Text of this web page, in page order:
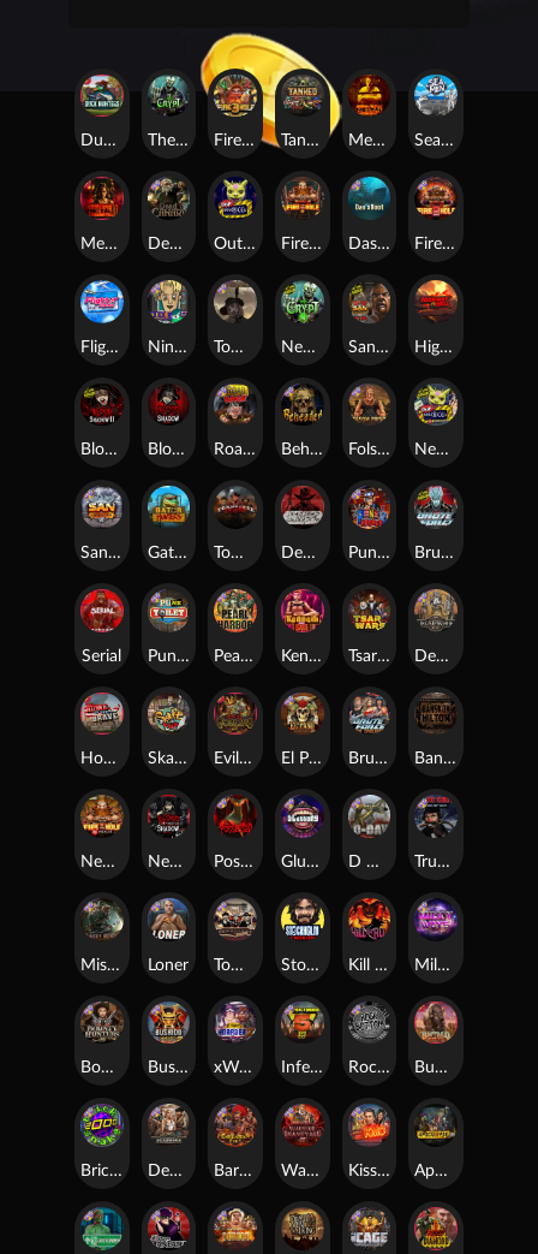
Nexus Blood & Shadow
Seamen
Kill Em All
Duck Hunters Fire in the Hole 3
Dead, Dead, or Deader
Nexus Fire In The Hole xBomb
Highway to Hell
Tsar Wars
Brute Force
Home of the Brave
Mental 2
Tombstone Slaughter
San Quentin 2: Death Row
Blood & Shadow
Blood & Shadow 2
Mental
Skate or Die
Stockholm Syndrome
The Crypt
Apocalypse Super xNudge
Outsourced
Punk Rocker 2
Deadwood R.I.P
Beheaded
Bangkok Hilton
Brute Force: Alien Onslaught
Nexus Outsourced
Nexus The Crypt
Gator Hunters
Loner
Kenneth Must Die
Tombstone RIP
Fire in the Hole 2
Tanked
Fire In The Hole xBomb
Tombstone No Mercy
Folsom Prison
Das xBoot
Kiss My Chainsaw
Rock Bottom
Road Rage
xWays Hoarder 2
Nine To Five
Bounty Hunters xNudge®
El Pasa Gunfight xNudge
Brick Snake 2000 Warrior Graveyard xNudge
Flight Mode
Barbarian Fury
Evil Goblins xBomb
San Quentin xWays
Gluttony
Serial Punk Toilet
Possessed
Deadwood xNudge
Buffalo Hunter
Milky Ways
Pearl Harbor
Infectious 5 xWays
Dead Canary
Misery Mining
True Grit Redemption
Bushido Way xNudge
D Day